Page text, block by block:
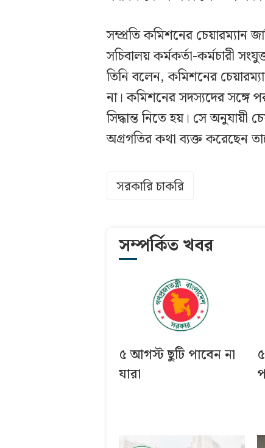
সম্প্রতি কমিশনের চেয়ারম্যান
সচিবালয় কর্মকর্তা-কর্মচারী
তিনি বলেন, কমিশনের
না। কমিশনের সদস্যদের সঙ্গে
সিদ্ধান্ত নিতে হয়। সে অনুযায়ী
অগ্রগতির কথা ব্যক্ত করেছেন
সরকারি চাকরি
সম্পর্কিত খবর
৫ আগস্ট ছুটি পাবেন না
যারা